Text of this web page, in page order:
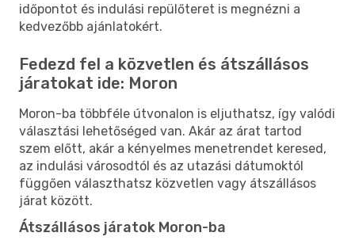
időpontot és indulási repülőteret is megnézni a
kedvezőbb ajánlatokért.
Fedezd fel a közvetlen és átszállásos
járatokat ide: Moron
Moron-ba többféle útvonalon is eljuthatsz, így valódi
választási lehetőséged van. Akár az árat tartod
szem előtt, akár a kényelmes menetrendet keresed,
az indulási városodtól és az utazási dátumoktól
függően választhatsz közvetlen vagy átszállásos
járat között.
Átszállásos járatok Moron-ba